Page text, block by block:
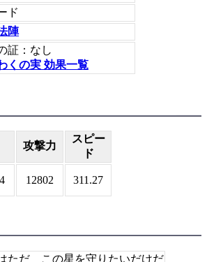
ド
陣
証：なし
くの実 効果一覧
攻撃力
スピー
ド
12802 311.27
ただ この星を守りたいだけだ